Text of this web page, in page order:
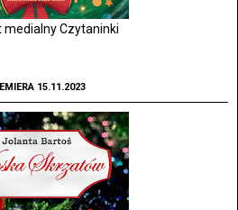
medialny Czytaninki
15.11.2023